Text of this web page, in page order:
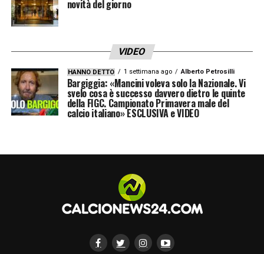
novità del giorno
VIDEO
HANNO DETTO 1 settimana ago Alberto Petrosilli
Bargiggia: «Mancini voleva solo la Nazionale. Vi
svelo cosa è successo davvero dietro le quinte
della FIGC. Campionato Primavera male del
calcio italiano» ESCLUSIVA e VIDEO